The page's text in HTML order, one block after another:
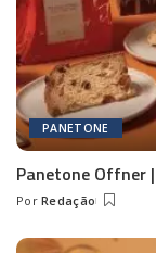
PANETONE
Panetone Offner
Posted
Por Redação